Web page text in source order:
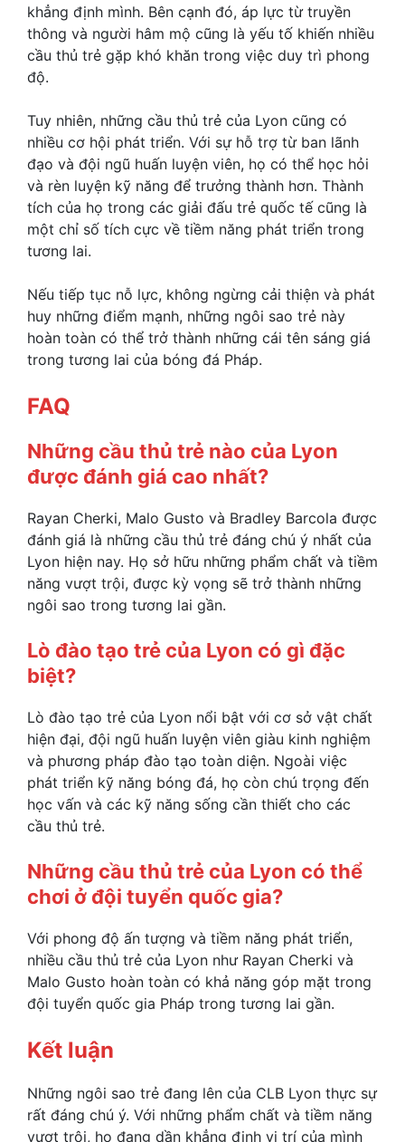
khẳng định mình. Bên cạnh đó, áp lực từ truyền
thông và người hâm mộ cũng là yếu tố khiến nhiều
cầu thủ trẻ gặp khó khăn trong việc duy trì phong
độ.
Tuy nhiên, những cầu thủ trẻ của Lyon cũng có
nhiều cơ hội phát triển. Với sự hỗ trợ từ ban lãnh
đạo và đội ngũ huấn luyện viên, họ có thể học hỏi
và rèn luyện kỹ năng để trưởng thành hơn. Thành
tích của họ trong các giải đấu trẻ quốc tế cũng là
một chỉ số tích cực về tiềm năng phát triển trong
tương lai.
Nếu tiếp tục nỗ lực, không ngừng cải thiện và phát
huy những điểm mạnh, những ngôi sao trẻ này
hoàn toàn có thể trở thành những cái tên sáng giá
trong tương lai của bóng đá Pháp.
FAQ
Những cầu thủ trẻ nào của Lyon
được đánh giá cao nhất?
Rayan Cherki, Malo Gusto và Bradley Barcola được
đánh giá là những cầu thủ trẻ đáng chú ý nhất của
Lyon hiện nay. Họ sở hữu những phẩm chất và tiềm
năng vượt trội, được kỳ vọng sẽ trở thành những
ngôi sao trong tương lai gần.
Lò đào tạo trẻ của Lyon có gì đặc
biệt?
Lò đào tạo trẻ của Lyon nổi bật với cơ sở vật chất
hiện đại, đội ngũ huấn luyện viên giàu kinh nghiệm
và phương pháp đào tạo toàn diện. Ngoài việc
phát triển kỹ năng bóng đá, họ còn chú trọng đến
học vấn và các kỹ năng sống cần thiết cho các
cầu thủ trẻ.
Những cầu thủ trẻ của Lyon có thể
chơi ở đội tuyển quốc gia?
Với phong độ ấn tượng và tiềm năng phát triển,
nhiều cầu thủ trẻ của Lyon như Rayan Cherki và
Malo Gusto hoàn toàn có khả năng góp mặt trong
đội tuyển quốc gia Pháp trong tương lai gần.
Kết luận
Những ngôi sao trẻ đang lên của CLB Lyon thực sự
rất đáng chú ý. Với những phẩm chất và tiềm năng
vượt trội, họ đang dần khẳng định vị trí của mình